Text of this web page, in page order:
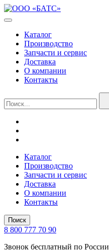
Каталог
Производство
Запчасти и сервис
Доставка
О компании
Контакты
Каталог
Производство
Запчасти и сервис
Доставка
О компании
Контакты
Поиск
8 800 777 70 90
Звонок бесплатный по России